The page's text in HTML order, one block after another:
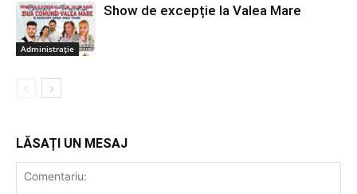
Administrație
Show de excepție la Valea Mare
LĂSAȚI UN MESAJ